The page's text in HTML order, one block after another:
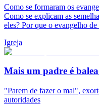
Como se formaram os
Como se explicam as
eles? Por que o evangelho
Igreja
Mais um padre é
"Parem de fazer o mal",
autoridades